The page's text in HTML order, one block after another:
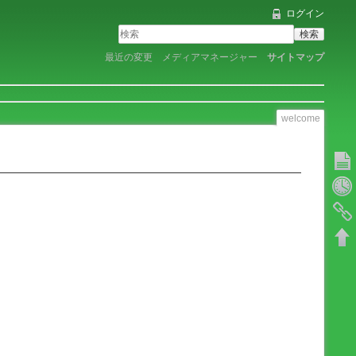
ログイン
検索
最近の変更 メディアマネージャー サイトマップ
welcome
文書の
以前
バッ
文書